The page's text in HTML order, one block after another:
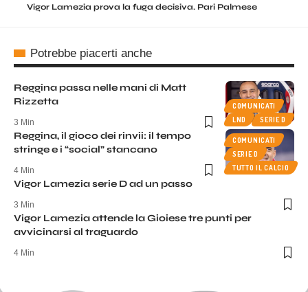
Vigor Lamezia prova la fuga decisiva. Pari Palmese
Potrebbe piacerti anche
COMUNICATI
LND
SERIE D
Reggina passa nelle mani di Matt
Rizzetta
3 Min
COMUNICATI
SERIE D
TUTTO IL CALCIO
Reggina, il gioco dei rinvii: il tempo
stringe e i “social” stancano
4 Min
Vigor Lamezia serie D ad un passo
3 Min
Vigor Lamezia attende la Gioiese tre punti per
avvicinarsi al traguardo
4 Min